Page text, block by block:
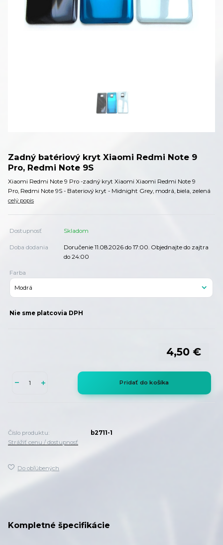
Zadný batériový kryt Xiaomi Redmi Note 9
Pro, Redmi Note 9S
Xiaomi Redmi Note 9 Pro -zadný kryt Xiaomi Xiaomi Redmi Note 9
Pro, Redmi Note 9S - Bateriový kryt - Midnight Grey, modrá, biela, zelená
celý popis
Dostupnosť Skladom
Doba dodania
Doručenie 11.08.2026 do 17:00. Objednajte do zajtra
do 24:00
Farba
Nie sme platcovia DPH
4,50 €
Pridať do košíka
Číslo produktu:
b2711-1
Strážiť cenu / dostupnosť
Do obľúbených
Kompletné špecifikácie